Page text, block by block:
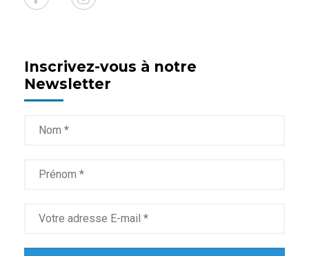
Inscrivez-vous à notre
Newsletter